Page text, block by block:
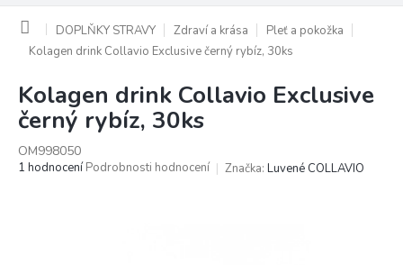
Domů DOPLŇKY STRAVY Zdraví a krása
Pleť a pokožka
Kolagen drink Collavio Exclusive černý rybíz, 30ks
Kolagen drink Collavio Exclusive
černý rybíz, 30ks
OM998050
Průměrné
1 hodnocení Podrobnosti hodnocení Značka: Luvené COLLAVIO